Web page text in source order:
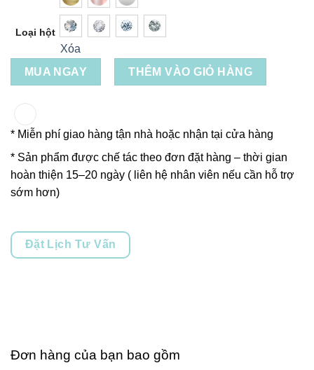
Loại hột
Xóa
MUA NGAY
THÊM VÀO GIỎ HÀNG
* Miễn phí giao hàng tận nhà hoặc nhận tại cửa hàng
* Sản phẩm được chế tác theo đơn đặt hàng – thời gian
hoàn thiện 15–20 ngày ( liên hệ nhân viên nếu cần hỗ trợ
sớm hơn)
Đặt Lịch Tư Vấn
Đơn hàng của bạn bao gồm